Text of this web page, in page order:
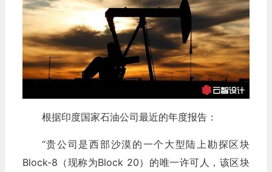
根据印度国家石油公司最近的年度报告：
“贵公司是西部沙漠的一个大型陆上勘探区块
Block-8（现称为Block 20）的唯一许可人，该区块